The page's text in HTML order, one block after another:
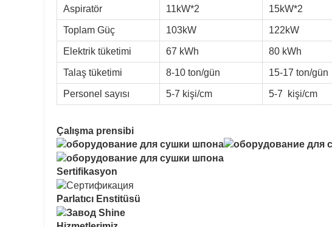
Aspiratör 11kW*2 15kW*2
Toplam Güç 103kW 122kW
Elektrik tüketimi 67 kWh 80 kWh
Talaş tüketimi 8-10 ton/gün 15-17 ton/gün
Personel sayısı 5-7 kişi/cm 5-7 kişi/cm
Çalışma prensibi
Sertifikasyon
Parlatıcı Enstitüsü